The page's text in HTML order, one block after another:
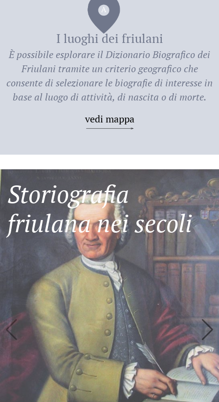
dei
Friulani
I luoghi dei friulani
È possibile esplorare ilDizionario Biografico dei
Friulani tramite un criterio geografico che
consente di selezionare le biografie di interesse in
base al luogo di attività, di nascita o di morte.
vedi mappa
Storiografia
friulana nei secoli